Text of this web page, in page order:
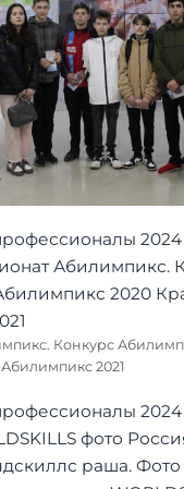
Конкурс
2021